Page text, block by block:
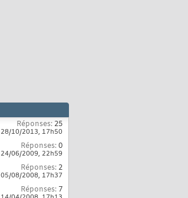
Réponses: 25
28/10/2013, 17h50
Réponses:0
24/06/2009, 22h59
Réponses: 2
05/08/2008, 17h37
Réponses: 7